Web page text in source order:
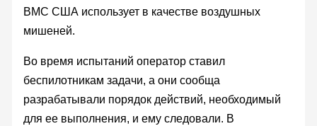
ВМС США использует в качестве воздушных
мишеней.
Во время испытаний оператор ставил
беспилотникам задачи, а они сообща
разрабатывали порядок действий, необходимый
для ее выполнения, и ему следовали. В